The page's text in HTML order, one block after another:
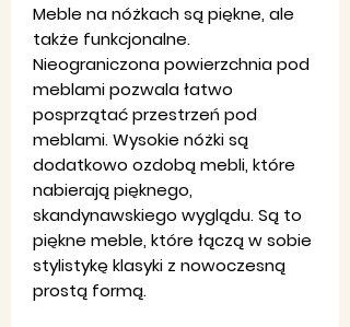
Meble na nóżkach są piękne, ale
także funkcjonalne.
Nieograniczona powierzchnia pod
meblami pozwala łatwo
posprzątać przestrzeń pod
meblami. Wysokie nóżki są
dodatkowo ozdobą mebli, które
nabierają pięknego,
skandynawskiego wyglądu. Są to
piękne meble, które łączą w sobie
stylistykę klasyki z nowoczesną
prostą formą.